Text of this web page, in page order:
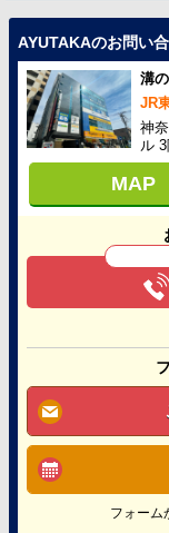
AYUTAKAのお問い
溝
JR
神
ル
MAP
フォーム